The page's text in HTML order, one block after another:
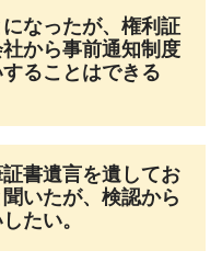
なったが、権利証
から事前通知制度
ることはできる
書遺言を遺してお
いたが、検認から
たい。